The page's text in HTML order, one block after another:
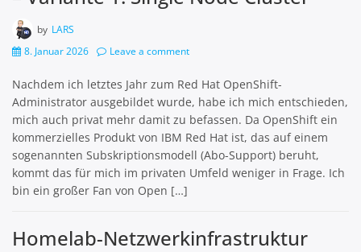
by LARS
8. Januar 2026
Leave a comment
Nachdem ich letztes Jahr zum Red Hat OpenShift-
Administrator ausgebildet wurde, habe ich mich entschieden,
mich auch privat mehr damit zu befassen. Da OpenShift ein
kommerzielles Produkt von IBM Red Hat ist, das auf einem
sogenannten Subskriptionsmodell (Abo-Support) beruht,
kommt das für mich im privaten Umfeld weniger in Frage. Ich
bin ein großer Fan von Open […]
Homelab-Netzwerkinfrastruktur